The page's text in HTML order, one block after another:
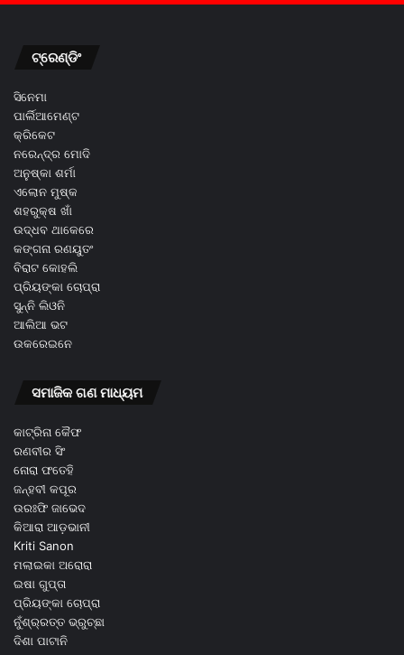
ଟ୍ରେଣ୍ଡିଂ
ସିନେମା
ପାର୍ଲିଆମେଣ୍ଟ
କ୍ରିକେଟ
ନରେନ୍ଦ୍ର ମୋଦି
ଅନୁଷ୍କା ଶର୍ମା
ଏଲୋନ ମୁଷ୍କ
ଶହରୁକ୍ଷ ଖାଁ
ଉଦ୍ଧବ ଥାକେରେ
କଙ୍ଗନା ରଣୟୁତଂ
ବିରାଟ କୋହଲି
ପ୍ରିୟଙ୍କା ଚୋପ୍ରା
ସୁନ୍ନି ଲିଓନି
ଆଲିଆ ଭଟ
ଉକରେଇନେ
ସମାଜିକ ଗଣ ମାଧ୍ୟମ
କାଟ୍ରିନା କୈଫ
ରଣବୀର ସିଂ
ନୋରା ଫତେହି
ଜନ୍ହବୀ କପୂର
ଉରଃଫି ଜାଭେଦ
କିଆରା ଆଡ଼ଭାନୀ
Kriti Sanon
ମଲାଇକା ଅରୋରା
ଇଷା ଗୁପ୍ତା
ପ୍ରିୟଙ୍କା ଚୋପ୍ରା
ନୁଁଶ୍ର୍ରତ୍ତ ଭ୍ରୁଚ୍ଛା
ଦିଶା ପାଟାନି